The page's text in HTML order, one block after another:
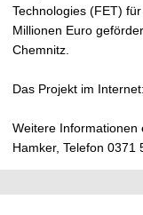
Technologies (FET)
Millionen Euro
Chemnitz.
Das Projekt im Internet:
Weitere Informationen
Hamker, Telefon 0371